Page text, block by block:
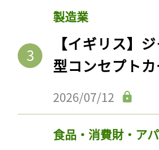
製造業
【イギリス】
型コンセプト
2026/07/12
食品・消費財・ア